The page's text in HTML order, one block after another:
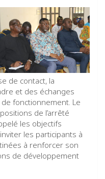
de contact, la
et des échanges
fonctionnement. Le
de l’arrêté
les objectifs
les participants à
à renforcer son
de développement